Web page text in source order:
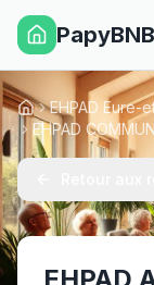
PapyBNB
AccueilEHPAD Eure-
EHPAD